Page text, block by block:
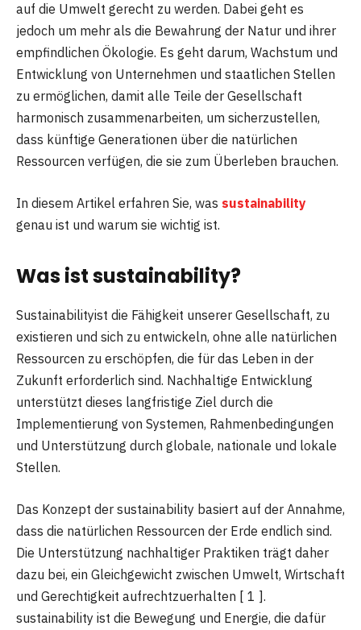
auf die Umwelt gerecht zu werden. Dabei geht es
jedoch um mehr als die Bewahrung der Natur und ihrer
empfindlichen Ökologie. Es geht darum, Wachstum und
Entwicklung von Unternehmen und staatlichen Stellen
zu ermöglichen, damit alle Teile der Gesellschaft
harmonisch zusammenarbeiten, um sicherzustellen,
dass künftige Generationen über die natürlichen
Ressourcen verfügen, die sie zum Überleben brauchen.
In diesem Artikel erfahren Sie, was sustainability
genau ist und warum sie wichtig ist.
Was istsustainability?
Sustainabilityist die Fähigkeit unserer Gesellschaft, zu
existieren und sich zu entwickeln, ohne alle natürlichen
Ressourcen zu erschöpfen, die für das Leben in der
Zukunft erforderlich sind. Nachhaltige Entwicklung
unterstützt dieses langfristige Ziel durch die
Implementierung von Systemen, Rahmenbedingungen
und Unterstützung durch globale, nationale und lokale
Stellen.
Das Konzept der sustainability basiert auf der Annahme,
dass die natürlichen Ressourcen der Erde endlich sind.
Die Unterstützung nachhaltiger Praktiken trägt daher
dazu bei, ein Gleichgewicht zwischen Umwelt, Wirtschaft
und Gerechtigkeit aufrechtzuerhalten [ 1 ].
sustainability ist die Bewegung und Energie, die dafür